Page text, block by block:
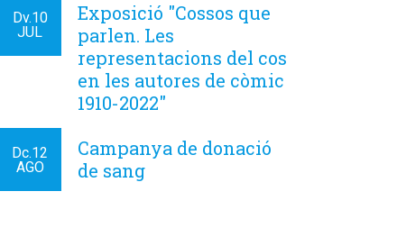
Dv.10
JUL
Exposició "Cossos que
parlen. Les
representacions del cos
en les autores de còmic
1910-2022"
Dc.12
AGO
Campanya de donació
de sang